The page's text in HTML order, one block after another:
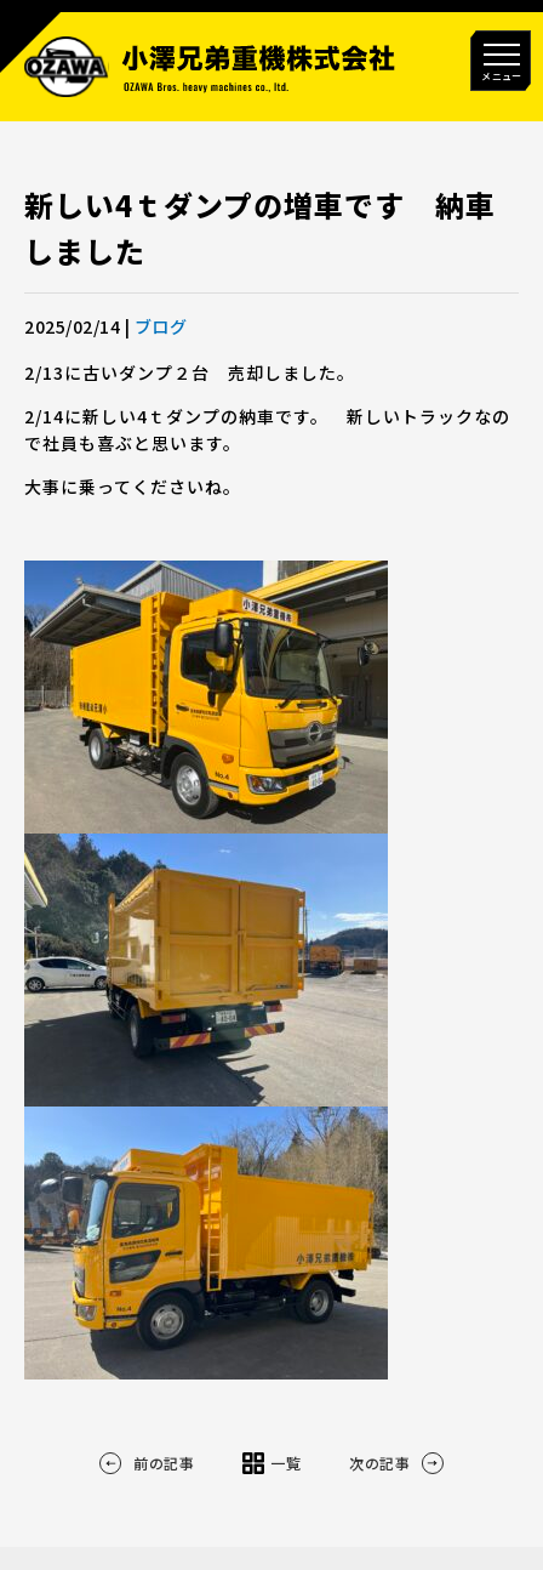
メニュー
新しい4ｔダンプの増車です 納車
しました
2025/02/14 | ブログ
2/13に古いダンプ２台 売却しました。
2/14に新しい4ｔダンプの納車です。 新しいトラックなの
で社員も喜ぶと思います。
大事に乗ってくださいね。
前の記事 一覧 次の記事